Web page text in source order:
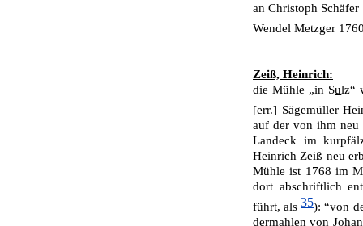
an Christoph
Wendel Metzger
Zeiß, Heinrich:
die Mühle „in Sulz“
[err.] Sägemüller
auf der von ihm neu
Landeck im
Heinrich Zeiß neu
Mühle ist 1768 im
dort abschriftlich
führt, als35): “von
dermahlen von